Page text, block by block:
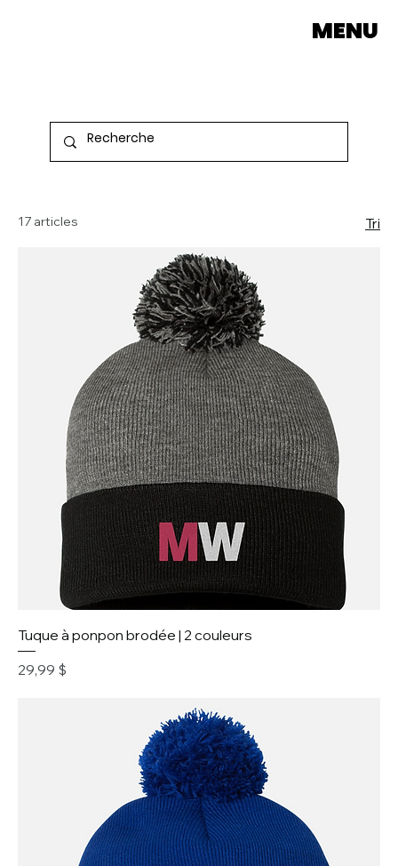
MENU
17 articles Tri
Tuque à ponpon brodée | 2 couleurs
Prix
29,99 $